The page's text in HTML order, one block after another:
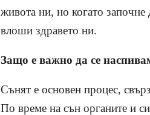
живота ни, но когато започне
влоши здравето ни.
Защо е важно да се
Сънят е основен процес,
По време на сън органите и